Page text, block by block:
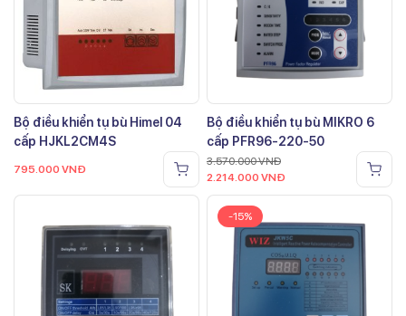
Bộ điều khiển tụ bù Himel 04
cấp HJKL2CM4S
795.000 VNĐ
Bộ điều khiển tụ bù MIKRO 6
cấp PFR96-220-50
3.570.000VNĐ
2.214.000 VNĐ
-15%